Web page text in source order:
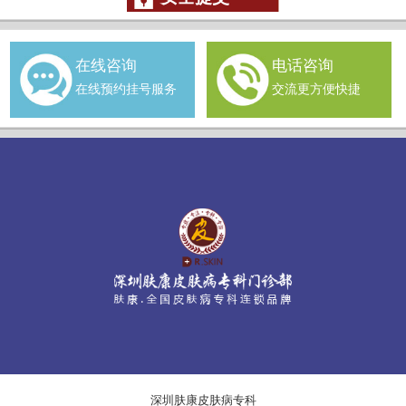
在线咨询
在线预约挂号服务
电话咨询
交流更方便快捷
深圳肤康皮肤病专科